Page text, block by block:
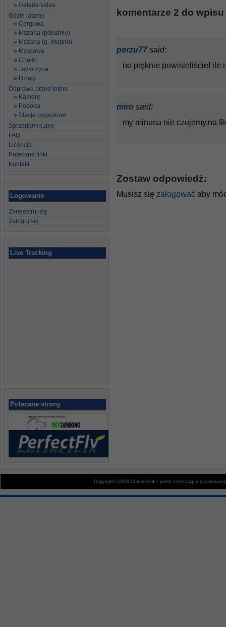
Galeria video
Gdzie latamy
Cergowa
Mszana (południe)
Mszana (g. Wapno)
Myscowa
Chełm
Jaworzyna
Działy
Odprawa przed lotem
Kamery
Pogoda
Stacje pogodowe
Sprzedam/Kupię
FAQ
Licencja
Polecane linki
Kontakt
Logowanie
Zarejestruj się
Zaloguj się
Live Tracking
Polecane strony
komentarze 2 do
perzu77 said:
no pięknie powisieliście! ile
miro said:
my minusa nie czujemy,na
Zostaw odpowiedź:
Musisz się zalogować aby
Copyright ©2026 Cumulus24 – portal zrzeszający